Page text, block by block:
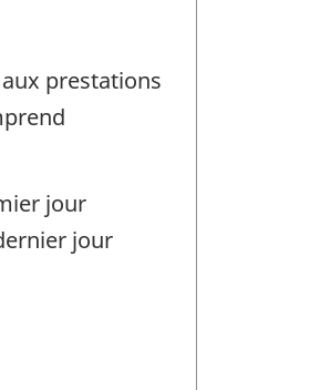
prestations
jour
jour